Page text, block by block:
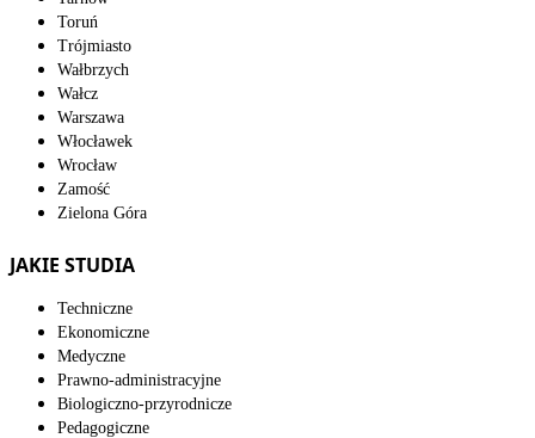
Toruń
Trójmiasto
Wałbrzych
Wałcz
Warszawa
Włocławek
Wrocław
Zamość
Zielona Góra
JAKIE STUDIA
Techniczne
Ekonomiczne
Medyczne
Prawno-administracyjne
Biologiczno-przyrodnicze
Pedagogiczne